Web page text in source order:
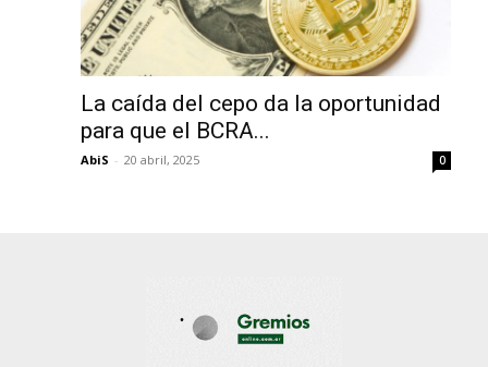
La caída del cepo da la oportunidad
para que el BCRA...
AbiS - 20 abril, 2025 0